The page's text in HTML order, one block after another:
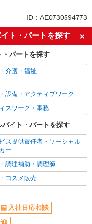
OK
険あり
ID：AE0730594773
ト・パートを探す
・パートを探す
介護・福祉
設備・アクティブワーク
スワーク・事務
イト・パートを探す
ス提供責任者・ソーシャル
ー
調理補助・調理師
コスメ販売
入社日応相談